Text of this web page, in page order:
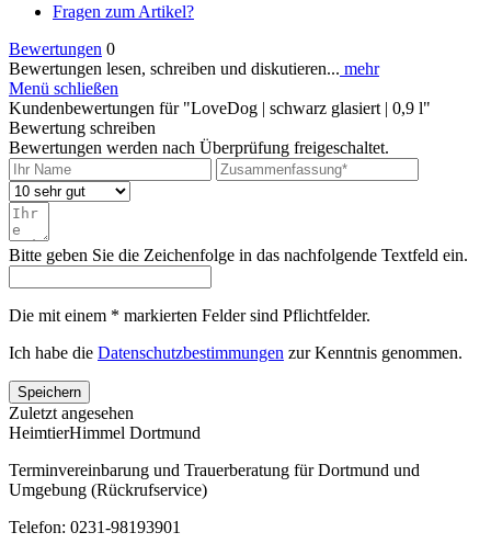
Fragen zum Artikel?
Bewertungen 0
Bewertungen lesen, schreiben und diskutieren... mehr
Menü schließen
Kundenbewertungen für "LoveDog | schwarz glasiert | 0,9 l"
Bewertung schreiben
Bewertungen werden nach Überprüfung freigeschaltet.
Bitte geben Sie die Zeichenfolge in das nachfolgende Textfeld ein.
Die mit einem * markierten Felder sind Pflichtfelder.
Ich habe die Datenschutzbestimmungen zur Kenntnis genommen.
Speichern
Zuletzt angesehen
HeimtierHimmel Dortmund
Terminvereinbarung und Trauerberatung für Dortmund und
Umgebung (Rückrufservice)
Telefon: 0231-98193901